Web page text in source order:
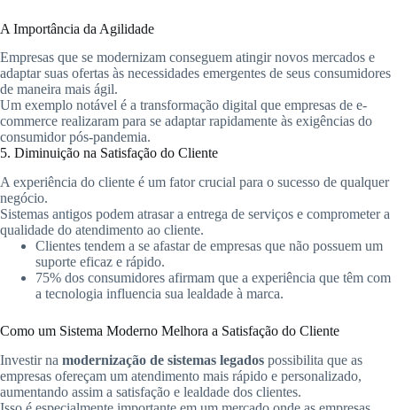
A Importância da Agilidade
Empresas que se modernizam conseguem atingir novos mercados e
adaptar suas ofertas às necessidades emergentes de seus consumidores
de maneira mais ágil.
Um exemplo notável é a transformação digital que empresas de e-
commerce realizaram para se adaptar rapidamente às exigências do
consumidor pós-pandemia.
5. Diminuição na Satisfação do Cliente
A experiência do cliente é um fator crucial para o sucesso de qualquer
negócio.
Sistemas antigos podem atrasar a entrega de serviços e comprometer a
qualidade do atendimento ao cliente.
Clientes tendem a se afastar de empresas que não possuem um
suporte eficaz e rápido.
75% dos consumidores afirmam que a experiência que têm com
a tecnologia influencia sua lealdade à marca.
Como um Sistema Moderno Melhora a Satisfação do Cliente
Investir na modernização de sistemas legados possibilita que as
empresas ofereçam um atendimento mais rápido e personalizado,
aumentando assim a satisfação e lealdade dos clientes.